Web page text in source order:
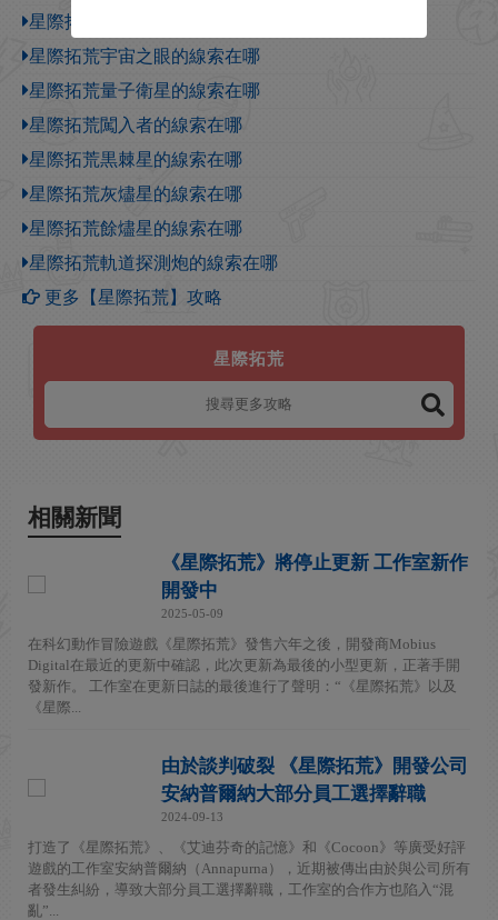
星際拓荒黒棘星挪麥飛船三面柱有什麽用
星際拓荒宇宙之眼的線索在哪
星際拓荒量子衛星的線索在哪
星際拓荒闖入者的線索在哪
星際拓荒黒棘星的線索在哪
星際拓荒灰燼星的線索在哪
星際拓荒餘燼星的線索在哪
星際拓荒軌道探測炮的線索在哪
更多【星際拓荒】攻略
星際拓荒
相關新聞
《星際拓荒》將停止更新 工作室新作
開發中
2025-05-09
在科幻動作冒險遊戲《星際拓荒》發售六年之後，開發商Mobius
Digital在最近的更新中確認，此次更新為最後的小型更新，正著手開
發新作。 工作室在更新日誌的最後進行了聲明：“《星際拓荒》以及
《星際...
由於談判破裂 《星際拓荒》開發公司
安納普爾納大部分員工選擇辭職
2024-09-13
打造了《星際拓荒》、《艾迪芬奇的記憶》和《Cocoon》等廣受好評
遊戲的工作室安納普爾納（Annapurna），近期被傳出由於與公司所有
者發生糾紛，導致大部分員工選擇辭職，工作室的合作方也陷入“混
亂”...